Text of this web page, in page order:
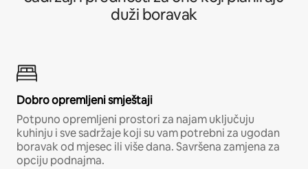
duži boravak
Dobro opremljeni smještaji
Potpuno opremljeni prostori za najam uključuju
kuhinju i sve sadržaje koji su vam potrebni za ugodan
boravak od mjesec ili više dana. Savršena zamjena za
opciju podnajma.